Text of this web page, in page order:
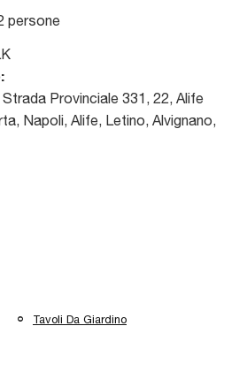
persone
Strada Provinciale 331, 22, Alife
Napoli, Alife, Letino, Alvignano,
Tavoli Da Giardino